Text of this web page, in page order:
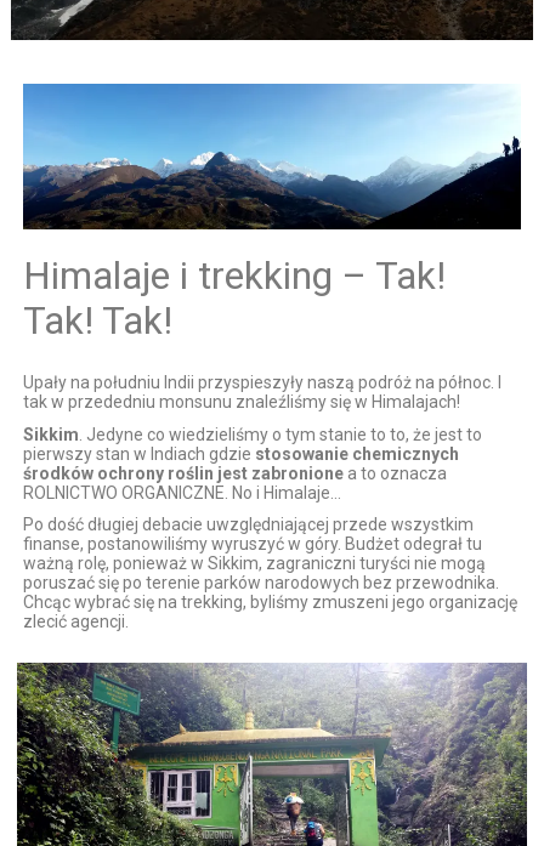
Himalaje i trekking – Tak!
Tak! Tak!
Upały na południu Indii przyspieszyły naszą podróż na północ. I
tak w przededniu monsunu znaleźliśmy się w Himalajach!
Sikkim . Jedyne co wiedzieliśmy o tym stanie to to, że jest to
pierwszy stan w Indiach gdzie stosowanie chemicznych
środków ochrony roślin jest zabronionea to oznacza
ROLNICTWO ORGANICZNE. No i Himalaje…
Po dość długiej debacie uwzględniającej przede wszystkim
finanse, postanowiliśmy wyruszyć w góry. Budżet odegrał tu
ważną rolę, ponieważ w Sikkim, zagraniczni turyści nie mogą
poruszać się po terenie parków narodowych bez przewodnika.
Chcąc wybrać się na trekking, byliśmy zmuszeni jego organizację
zlecić agencji.